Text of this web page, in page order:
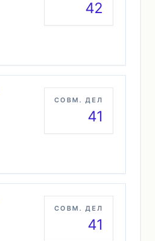
42
СОВМ. ДЕЛ
41
СОВМ. ДЕЛ
41